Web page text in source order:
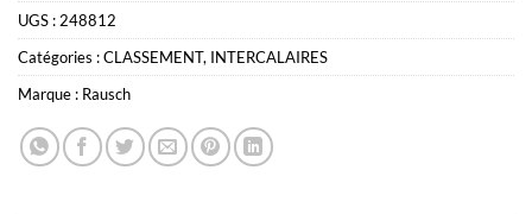
UGS : 248812
Catégories :CLASSEMENT, INTERCALAIRES
Marque : Rausch